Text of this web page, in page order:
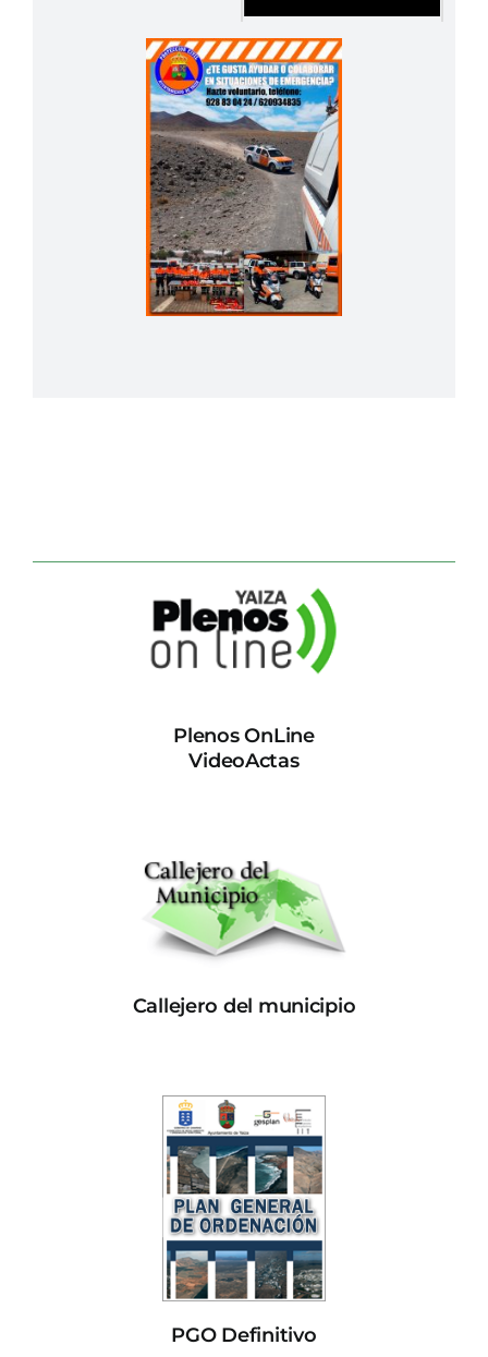
Plenos OnLine
VideoActas
Callejero del municipio
PGO Definitivo